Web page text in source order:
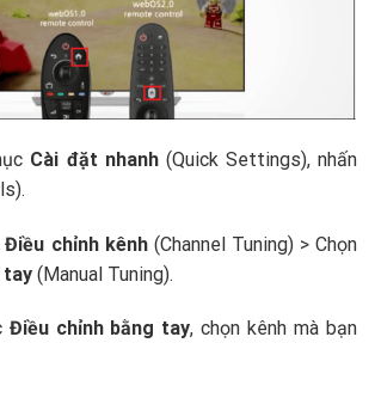
Cài đặt nhanh(Quick Settings), nhấn
Điều chỉnh kênh(Channel Tuning) > Chọn
tay (Manual Tuning).
Điều chỉnh bằng tay, chọn kênh mà bạn